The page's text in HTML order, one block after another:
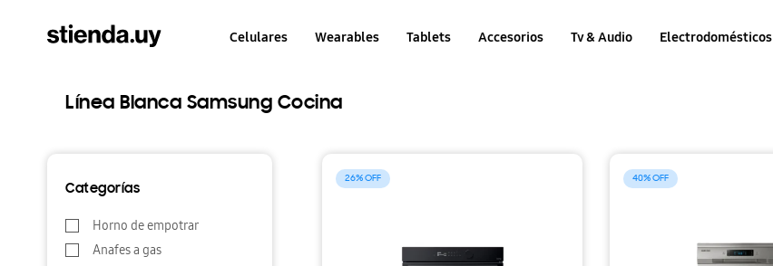
Celulares Wearables Tablets Accesorios Tv & Audio Electrodomésticos
Línea Blanca Samsung Cocina
26 40
Categorías
Horno de empotrar
Anafes a gas